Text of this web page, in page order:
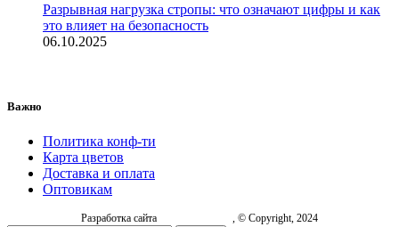
Разрывная нагрузка стропы: что означают цифры и как
это влияет на безопасность
06.10.2025
Важно
Политика конф-ти
Карта цветов
Доставка и оплата
Оптовикам
Разработка сайта , © Copyright, 2024